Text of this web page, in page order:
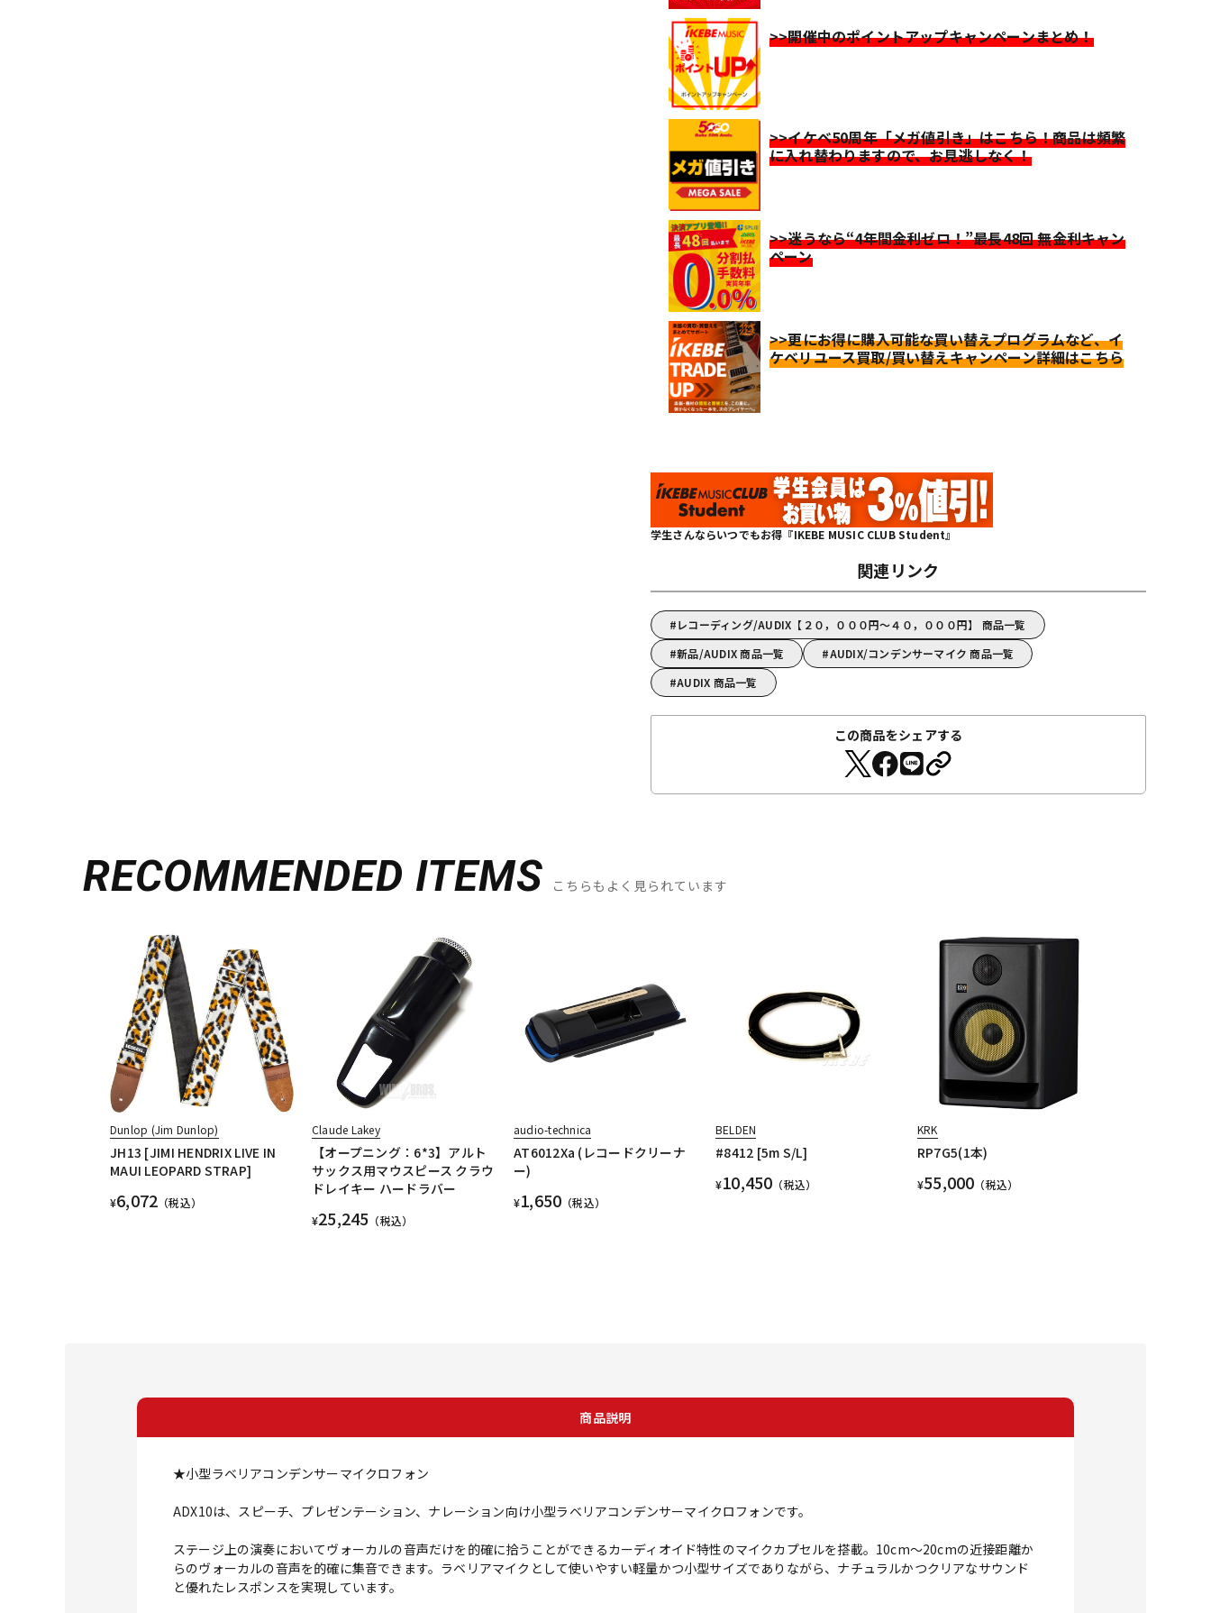
>>開催中のポイントアップキャンペーンまとめ！
>>イケベ50周年「メガ値引き」はこちら！商品は頻繁
に入れ替わりますので、お見逃しなく！
>>迷うなら“4年間金利ゼロ！”最長48回 無金利キャン
ペーン
>>更にお得に購入可能な買い替えプログラムなど、イ
ケベリユース買取/買い替えキャンペーン詳細はこちら
学生さんならいつでもお得『IKEBE MUSIC CLUB Student』
関連リンク
レコーディング/AUDIX【２０，０００円～４０，０００円】 商品一覧
新品/AUDIX 商品一覧
AUDIX/コンデンサーマイク 商品一覧
AUDIX 商品一覧
この商品をシェアする
RECOMMENDED ITEMS こちらもよく見られています
Dunlop (Jim Dunlop)
JH13 [JIMI HENDRIX LIVE IN
MAUI LEOPARD STRAP]
¥6,072 （税込）
Claude Lakey
【オープニング：6*3】アルト
サックス用マウスピース クラウ
ドレイキー ハードラバー
¥25,245 （税込）
audio-technica
AT6012Xa (レコードクリーナ
ー)
¥1,650 （税込）
BELDEN
#8412 [5m S/L]
¥10,450 （税込）
KRK
RP7G5(1本)
¥55,000 （税込）
商品説明
★小型ラベリアコンデンサーマイクロフォン
ADX10は、スピーチ、プレゼンテーション、ナレーション向け小型ラベリアコンデンサーマイクロフォンです。
ステージ上の演奏においてヴォーカルの音声だけを的確に拾うことができるカーディオイド特性のマイクカプセルを搭載。10cm～20cmの近接距離か
らのヴォーカルの音声を的確に集音できます。ラベリアマイクとして使いやすい軽量かつ小型サイズでありながら、ナチュラルかつクリアなサウンド
と優れたレスポンスを実現しています。